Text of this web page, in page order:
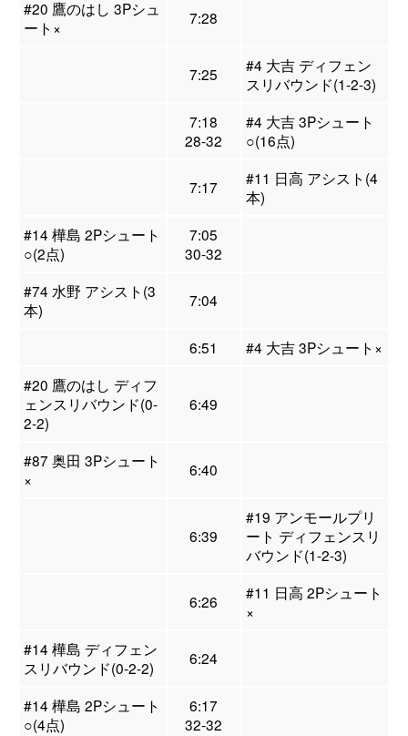
#20 鷹のはし 3Pシュ
ート×
7:28
7:25
#4 大吉 ディフェン
スリバウンド(1-2-3)
7:18
28-32
#4 大吉 3Pシュート
○(16点)
7:17
#11 日高 アシスト(4
本)
#14 樺島 2Pシュート
○(2点)
7:05
30-32
#74 水野 アシスト(3
本)
7:04
6:51
#4 大吉 3Pシュート×
#20 鷹のはし ディフ
ェンスリバウンド(0-
2-2)
6:49
#87 奥田 3Pシュート
×
6:40
6:39
#19 アンモールプリ
ート ディフェンスリ
バウンド(1-2-3)
6:26
#11 日高 2Pシュート
×
#14 樺島 ディフェン
スリバウンド(0-2-2)
6:24
#14 樺島 2Pシュート
○(4点)
6:17
32-32